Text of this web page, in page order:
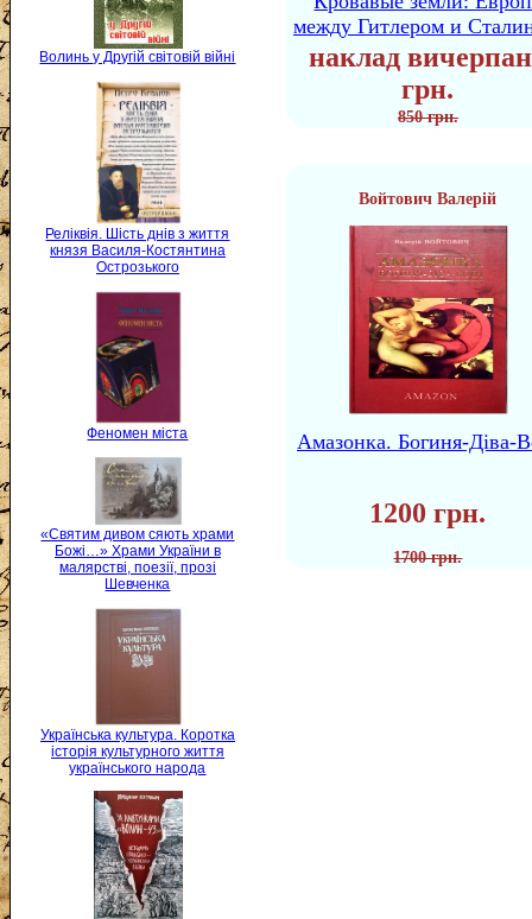
Волинь у Другій світовій війні
Реліквія. Шість днів з життя
князя Василя-Костянтина
Острозького
Феномен міста
«Святим дивом сяють храми
Божі…» Храми України в
малярстві, поезії, прозі
Шевченка
Українська культура. Коротка
історія культурного життя
українського народа
между Гитлером и
наклад
грн.
850 грн.
Войтович Валерій
Амазонка. Богиня-Діва-
1200 грн.
1700 грн.